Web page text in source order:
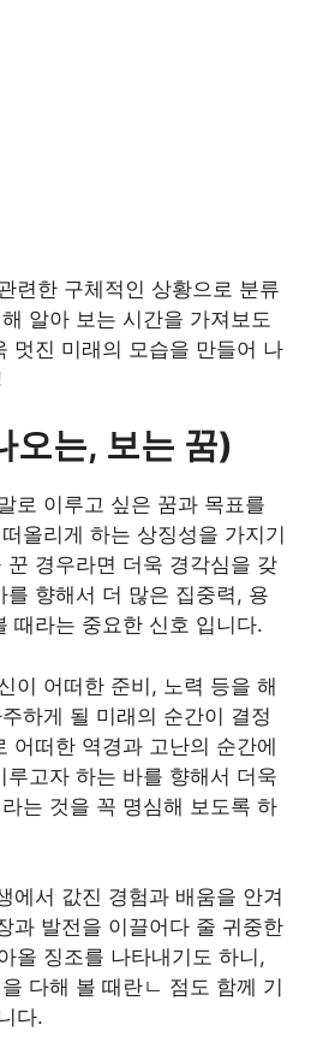
련한 구체적인 상황으로 분류
알아 보는 시간을 가져보도
멋진 미래의 모습을 만들어 나
오는, 보는 꿈)
로 이루고 싶은 꿈과 목표를
올리게 하는 상징성을 가지기
경우라면 더욱 경각심을 갖
를 향해서 더 많은 집중력, 용
때라는 중요한 신호 입니다.
이 어떠한 준비, 노력 등을 해
하게 될 미래의 순간이 결정
어떠한 역경과 고난의 순간에
루고자 하는 바를 향해서 더욱
는 것을 꼭 명심해 보도록 하
에서 값진 경험과 배움을 안겨
과 발전을 이끌어다 줄 귀중한
올 징조를 나타내기도 하니,
다해 볼 때란ㄴ 점도 함께 기
다.